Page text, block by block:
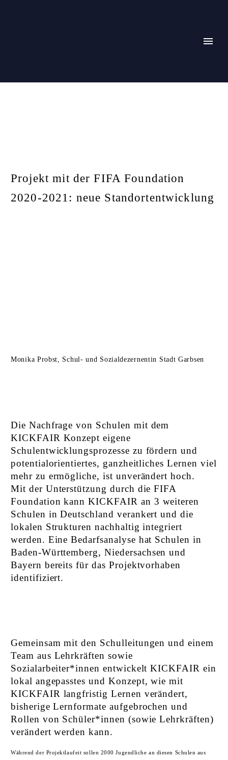
Projekt mit der FIFA Foundation
2020-2021: neue Standortentwicklung
Monika Probst, Schul- und Sozialdezernentin Stadt Garbsen
Die Nachfrage von Schulen mit dem
KICKFAIR Konzept eigene
Schulentwicklungsprozesse zu fördern und
potentialorientiertes, ganzheitliches Lernen viel
mehr zu ermögliche, ist unverändert hoch.
Mit der Unterstützung durch die FIFA
Foundation kann KICKFAIR an 3 weiteren
Schulen in Deutschland verankert und die
lokalen Strukturen nachhaltig integriert
werden. Eine Bedarfsanalyse hat Schulen in
Baden-Württemberg, Niedersachsen und
Bayern bereits für das Projektvorhaben
identifiziert.
Gemeinsam mit den Schulleitungen und einem
Team aus Lehrkräften sowie
Sozialarbeiter*innen entwickelt KICKFAIR ein
lokal angepasstes und Konzept, wie mit
KICKFAIR langfristig Lernen verändert,
bisherige Lernformate aufgebrochen und
Rollen von Schüler*innen (sowie Lehrkräften)
verändert werden kann.
Während der Projektlaufeit sollen 2000 Jugendliche an diesen Schulen aus